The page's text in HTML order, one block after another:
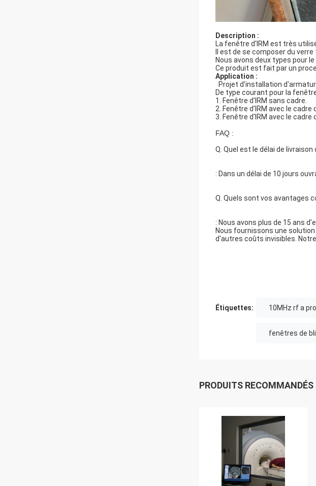
Description :
La fenêtre d'IRM est très
Il est de se composer du
Nous avons deux types pour
Ce produit est fait par un
Application :
Projet d'installation
De type courant pour la
1. Fenêtre d'IRM sans cadre.
2. Fenêtre d'IRM avec le cadre
3. Fenêtre d'IRM avec le cadre
FAQ :
Q. Quel est le délai de livraison
: Dans un délai de 10 jours
Q. Quels sont vos avantages
: Nous avons plus de 15 ans
Nous fournissons une
d'autres coûts invisibles.
Étiquettes: 10MHz rf a
fenêtres de
PRODUITS RECOMMANDÉS